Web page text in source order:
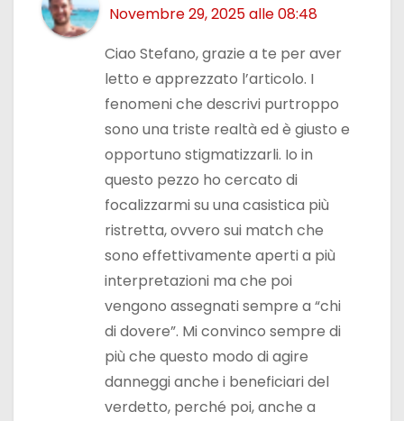
Novembre 29, 2025 alle 08:48
Ciao Stefano, grazie a te per aver
letto e apprezzato l’articolo. I
fenomeni che descrivi purtroppo
sono una triste realtà ed è giusto e
opportuno stigmatizzarli. Io in
questo pezzo ho cercato di
focalizzarmi su una casistica più
ristretta, ovvero sui match che
sono effettivamente aperti a più
interpretazioni ma che poi
vengono assegnati sempre a “chi
di dovere”. Mi convinco sempre di
più che questo modo di agire
danneggi anche i beneficiari del
verdetto, perché poi, anche a